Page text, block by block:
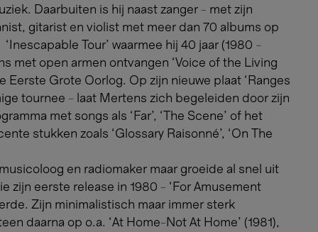
Daarbuiten is hij naast zanger - met zijn
gitarist en violist met meer dan 70 albums op
Tour’ waarmee hij 40 jaar (1980 –
met open armen ontvangen ‘Voice of the Living
Eerste Grote Oorlog. Op zijn nieuwe plaat ‘Ranges
tournee - laat Mertens zich begeleiden door zijn
met songs als ‘Far’, ‘The Scene’ of het
stukken zoals ‘Glossary Raisonné’, ‘On The
en radiomaker maar groeide al snel uit
zijn eerste release in 1980 - ‘For Amusement
Zijn minimalistisch maar immer sterk
daarna op o.a. ‘At Home-Not At Home’ (1981),